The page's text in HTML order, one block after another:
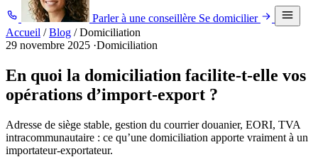
Parler à une conseillère Se domicilier
Accueil / Blog / Domiciliation
29 novembre 2025 ·Domiciliation
En quoi la domiciliation facilite-t-elle vos
opérations d’import-export ?
Adresse de siège stable, gestion du courrier douanier, EORI, TVA
intracommunautaire : ce qu’une domiciliation apporte vraiment à un
importateur-exportateur.